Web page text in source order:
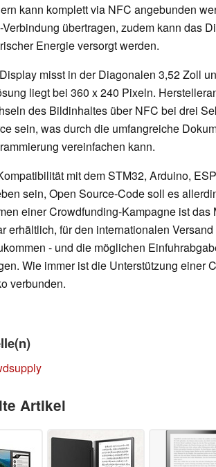
kann komplett via NFC angebunden
Verbindung übertragen, zudem kann das
Energie versorgt werden.
misst in der Diagonalen 3,52 Zoll
liegt bei 360 x 240 Pixeln.
des Bildinhaltes über NFC bei drei
sein, was durch die umfangreiche
vereinfachen kann.
mit dem STM32, Arduino,
sein, Open Source-Code soll es
einer Crowdfunding-Kampagne ist
erhältlich, für den internationalen
- und die möglichen
Wie immer ist die Unterstützung einer
verbunden.
Artikel